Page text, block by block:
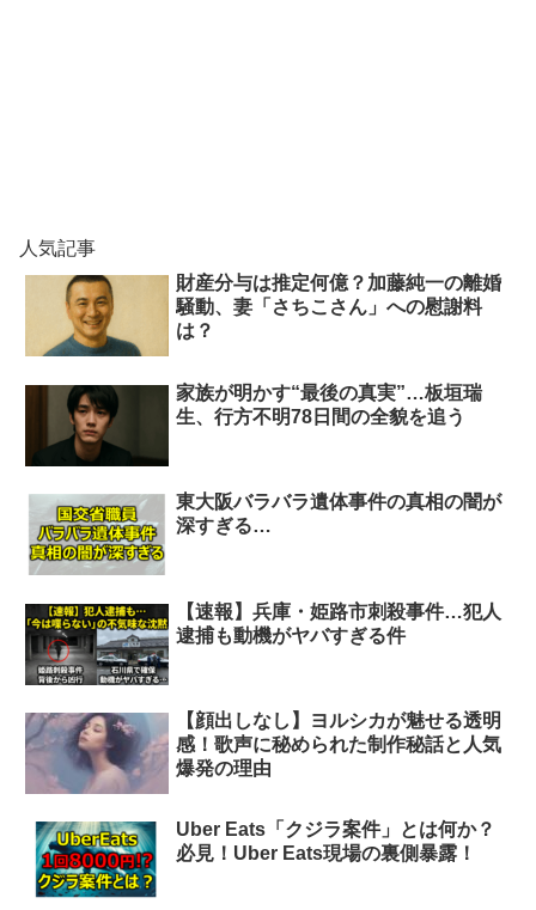
人気記事
財産分与は推定何億？加藤純一の離婚
騒動、妻「さちこさん」への慰謝料
は？
家族が明かす“最後の真実”…板垣瑞
生、行方不明78日間の全貌を追う
東大阪バラバラ遺体事件の真相の闇が
深すぎる…
【速報】兵庫・姫路市刺殺事件…犯人
逮捕も動機がヤバすぎる件
【顔出しなし】ヨルシカが魅せる透明
感！歌声に秘められた制作秘話と人気
爆発の理由
Uber Eats「クジラ案件」とは何か？
必見！Uber Eats現場の裏側暴露！